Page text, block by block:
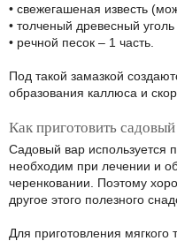
• свежегашеная известь
• толченый древесный
• речной песок – 1 часть.
Под такой замазкой
образования каллюса и
Как приготовить
Садовый вар используется
необходим при лечении и
черенковании. Поэтому
другое этого полезного
Для приготовления мягкого